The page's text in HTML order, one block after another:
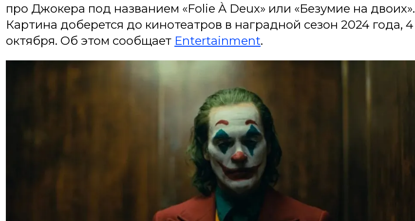
про Джокера под названием «Folie À Deux» или «Безумие на двоих».
Картина доберется до кинотеатров в наградной сезон 2024 года, 4
октября. Об этом сообщает Entertainment.